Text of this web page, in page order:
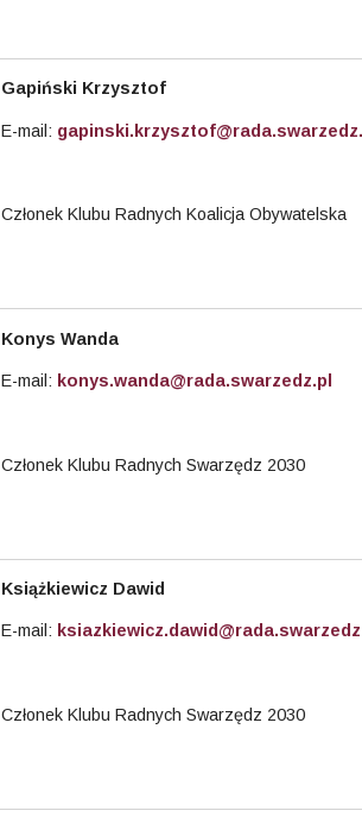
Gapiński Krzysztof
E-mail:
Członek Klubu Radnych Koalicja Obywatelska
Konys Wanda
E-mail: konys.wanda@rada.swarzedz.pl
Członek Klubu Radnych Swarzędz 2030
Książkiewicz Dawid
E-mail:
Członek Klubu Radnych Swarzędz 2030